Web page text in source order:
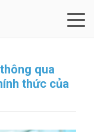
qua
thức của